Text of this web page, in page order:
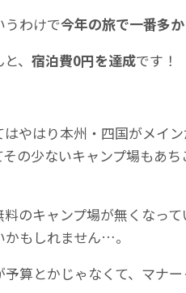
うわけで今年の旅で一番多
、 宿泊費0円を達成です！
はやはり本州・四国がメイ
その少ないキャンプ場もあち
料のキャンプ場が無くなっ
もしれません…。
算とかじゃなくて、マナ